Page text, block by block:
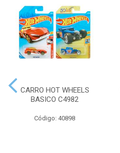
CARRO HOT WHEELS
BASICO C4982
Código: 40898